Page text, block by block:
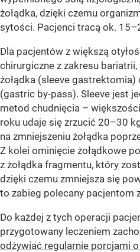
żołądka, dzięki czemu
sytości. Pacjenci tracą ok.
Dla pacjentów z większą
chirurgiczne z zakresu
żołądka (sleeve gastrektomia)
(gastric by-pass). Sleeve jest
metod chudnięcia –
roku udaje się zrzucić 20–30
na zmniejszeniu żołądka
Z kolei ominięcie żołądkowe
z żołądka fragmentu, który
dzięki czemu zmniejsza się
to zabieg polecany pacjentom
Do każdej z tych operacji
przygotowany leczeniem
odżywiać regularnie porcjami